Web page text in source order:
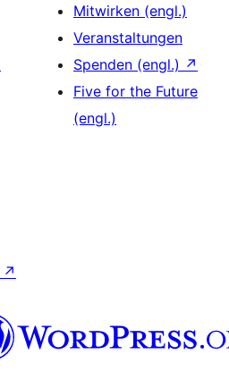
Mitwirken (engl.)
Veranstaltungen
Spenden (engl.) ↗
Five for the Future
(engl.)
↗